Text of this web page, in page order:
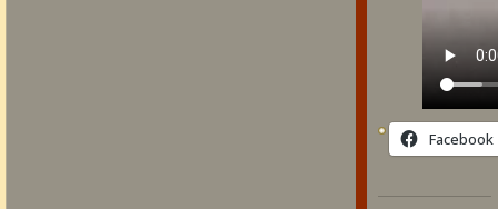
Facebook